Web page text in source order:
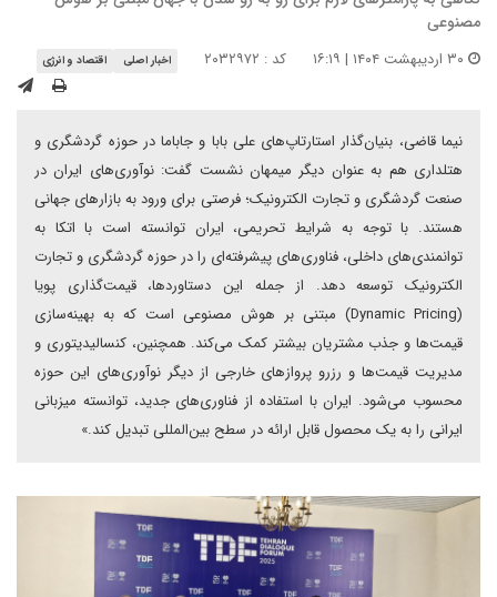
مصنوعی
کد : ۲۰۳۲۹۷۲ اخبار اصلی اقتصاد و انرژی
نیما قاضی، بنیان‌گذار استارتاپ‌های علی بابا و جاباما در حوزه گردشگری و
هتلداری هم به عنوان دیگر میمهان نشست گفت: نوآوری‌های ایران در
صنعت گردشگری و تجارت الکترونیک؛ فرصتی برای ورود به بازارهای جهانی
هستند. با توجه به شرایط تحریمی، ایران توانسته است با اتکا به
توانمندی‌های داخلی، فناوری‌های پیشرفته‌ای را در حوزه گردشگری و تجارت
الکترونیک توسعه دهد. از جمله این دستاوردها، قیمت‌گذاری پویا
(Dynamic Pricing) مبتنی بر هوش مصنوعی است که به بهینه‌سازی
قیمت‌ها و جذب مشتریان بیشتر کمک می‌کند. همچنین، کنسالیدیتوری و
مدیریت قیمت‌ها و رزرو پروازهای خارجی از دیگر نوآوری‌های این حوزه
محسوب می‌شود. ایران با استفاده از فناوری‌های جدید، توانسته میزبانی
ایرانی را به یک محصول قابل ارائه در سطح بین‌المللی تبدیل کند.»